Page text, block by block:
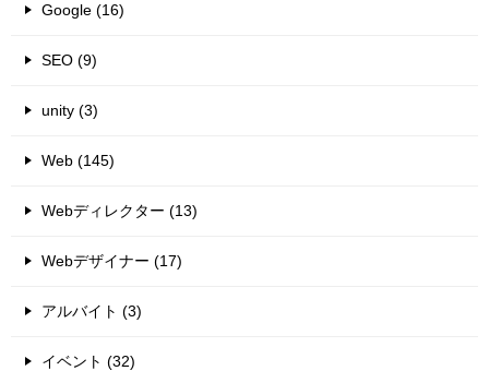
Google (16)
SEO (9)
unity (3)
Web (145)
Webディレクター (13)
Webデザイナー (17)
アルバイト (3)
イベント (32)